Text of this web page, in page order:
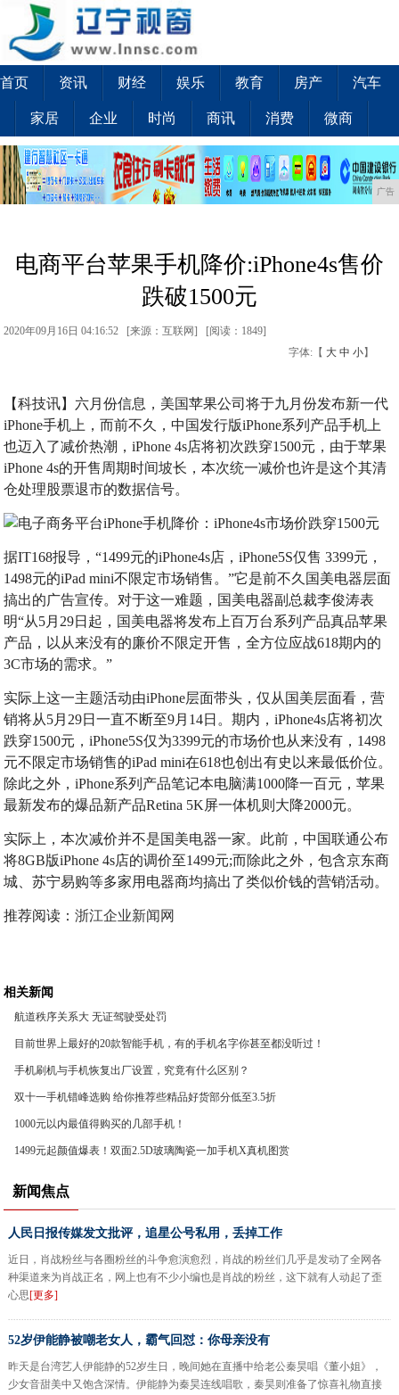
首页 资讯 财经 娱乐 教育 房产 汽车
家居 企业 时尚 商讯 消费 微商
广告
电商平台苹果手机降价:iPhone4s售价
跌破1500元
2020年09月16日 04:16:52 [来源：互联网] [阅读：1849]
字体:【 大 中 小】
【科技讯】六月份信息，美国苹果公司将于九月份发布新一代
iPhone手机上，而前不久，中国发行版iPhone系列产品手机上
也迈入了减价热潮，iPhone 4s店将初次跌穿1500元，由于苹果
iPhone 4s的开售周期时间坡长，本次统一减价也许是这个其清
仓处理股票退市的数据信号。
据IT168报导，“1499元的iPhone4s店，iPhone5S仅售 3399元，
1498元的iPad mini不限定市场销售。”它是前不久国美电器层面
搞出的广告宣传。对于这一难题，国美电器副总裁李俊涛表
明“从5月29日起，国美电器将发布上百万台系列产品真品苹果
产品，以从来没有的廉价不限定开售，全方位应战618期内的
3C市场的需求。”
实际上这一主题活动由iPhone层面带头，仅从国美层面看，营
销将从5月29日一直不断至9月14日。期内，iPhone4s店将初次
跌穿1500元，iPhone5S仅为3399元的市场价也从来没有，1498
元不限定市场销售的iPad mini在618也创出有史以来最低价位。
除此之外，iPhone系列产品笔记本电脑满1000降一百元，苹果
最新发布的爆品新产品Retina 5K屏一体机则大降2000元。
实际上，本次减价并不是国美电器一家。此前，中国联通公布
将8GB版iPhone 4s店的调价至1499元;而除此之外，包含京东商
城、苏宁易购等多家用电器商均搞出了类似价钱的营销活动。
推荐阅读：浙江企业新闻网
相关新闻
航道秩序关系大 无证驾驶受处罚
目前世界上最好的20款智能手机，有的手机名字你甚至都没听过！
手机刷机与手机恢复出厂设置，究竟有什么区别？
双十一手机错峰选购 给你推荐些精品好货部分低至3.5折
1000元以内最值得购买的几部手机！
1499元起颜值爆表！双面2.5D玻璃陶瓷一加手机X真机图赏
新闻焦点
人民日报传媒发文批评，追星公号私用，丢掉工作
近日，肖战粉丝与各圈粉丝的斗争愈演愈烈，肖战的粉丝们几乎是发动了全网各
种渠道来为肖战正名，网上也有不少小编也是肖战的粉丝，这下就有人动起了歪
心思[更多]
52岁伊能静被嘲老女人，霸气回怼：你母亲没有
昨天是台湾艺人伊能静的52岁生日，晚间她在直播中给老公秦昊唱《董小姐》，
少女音甜美中又饱含深情。伊能静为秦昊连线唱歌，秦昊则准备了惊喜礼物直接